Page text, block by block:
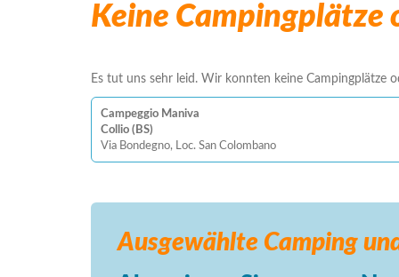
Keine Campingplätze
Es tut uns sehr leid. Wir konnten keine Campingplätze
Campeggio Maniva
Collio (BS)
Via Bondegno, Loc. San Colombano
Ausgewählte Camping